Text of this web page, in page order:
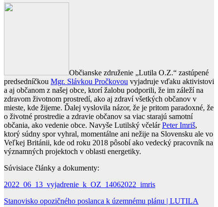
Občianske združenie „Lutila O.Z.“ zastúpené
predsedníčkou Mgr. Slávkou Pročkovou vyjadruje vďaku aktivistovi
a aj občanom z našej obce, ktorí žalobu podporili, že im záleží na
zdravom životnom prostredí, ako aj zdraví všetkých občanov v
mieste, kde žijeme. Ďalej vyslovila názor, že je pritom paradoxné, že
o životné prostredie a zdravie občanov sa viac starajú samotní
občania, ako vedenie obce. Navyše Lutilský včelárPeter Imriš,
ktorý súdny spor vyhral, momentálne ani nežije na Slovensku ale vo
Veľkej Británii, kde od roku 2018 pôsobí ako vedecký pracovník na
významných projektoch v oblasti energetiky.
Súvisiace články a dokumenty:
2022_06_13_vyjadrenie_k_OZ_14062022_imris
Stanovisko opozičného poslanca k územnému plánu | LUTILA